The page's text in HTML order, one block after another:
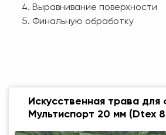
Выравнивание поверхности
Финальную обработку
Искусственная трава для
Мультиспорт 20 мм (Dtex